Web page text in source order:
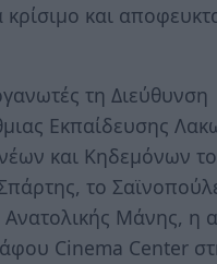
και
τη Διεύθυνση
Εκπαίδευσης
και Κηδεμόνων
το
Ανατολικής Μάνης, η
Cinema Center